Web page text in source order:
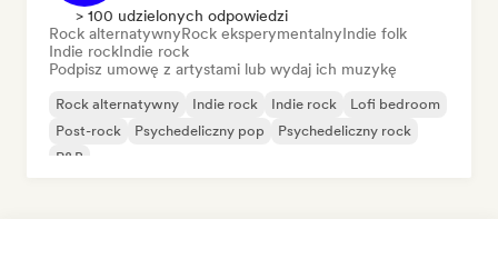
> 100 udzielonych odpowiedzi
Rock alternatywnyRock eksperymentalnyIndie folk
Indie rockIndie rock
Podpisz umowę z artystami lub wydaj ich muzykę
Rock alternatywny Indie rock Indie rock
Lofi bedroom
Post-rock
Psychedeliczny pop
Psychedeliczny rock
R&B